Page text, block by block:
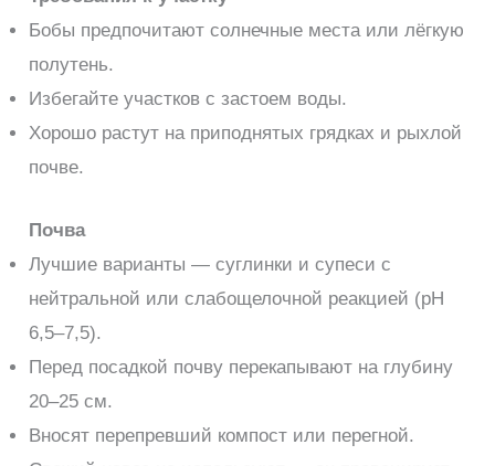
Бобы предпочитают солнечные места или лёгкую
полутень.
Избегайте участков с застоем воды.
Хорошо растут на приподнятых грядках и рыхлой
почве.
Почва
Лучшие варианты — суглинки и супеси с
нейтральной или слабощелочной реакцией (pH
6,5–7,5).
Перед посадкой почву перекапывают на глубину
20–25 см.
Вносят перепревший компост или перегной.